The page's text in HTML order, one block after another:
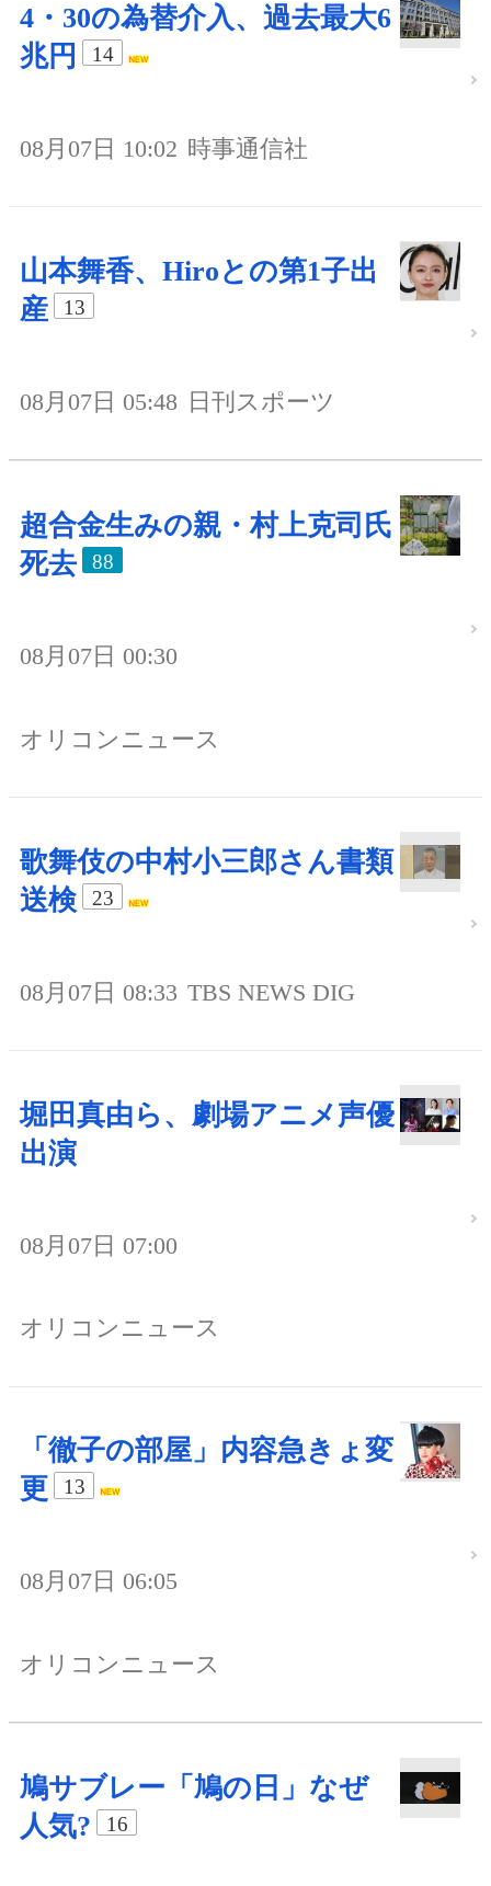
4・30の為替介入、過去最大6
兆円
14
08月07日 10:02 時事通信社
山本舞香、Hiroとの第1子出
産
13
08月07日 05:48 日刊スポーツ
超合金生みの親・村上克司氏
死去
88
08月07日 00:30
オリコンニュース
歌舞伎の中村小三郎さん書類
送検
23
08月07日 08:33 TBS NEWS DIG
堀田真由ら、劇場アニメ声優
出演
08月07日 07:00
オリコンニュース
「徹子の部屋」内容急きょ変
更
13
08月07日 06:05
オリコンニュース
鳩サブレー「鳩の日」なぜ
人気?
16